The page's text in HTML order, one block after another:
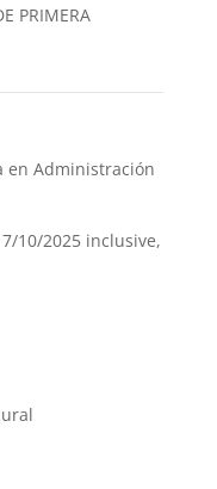
PRIMERA
en Administración
10/2025 inclusive,